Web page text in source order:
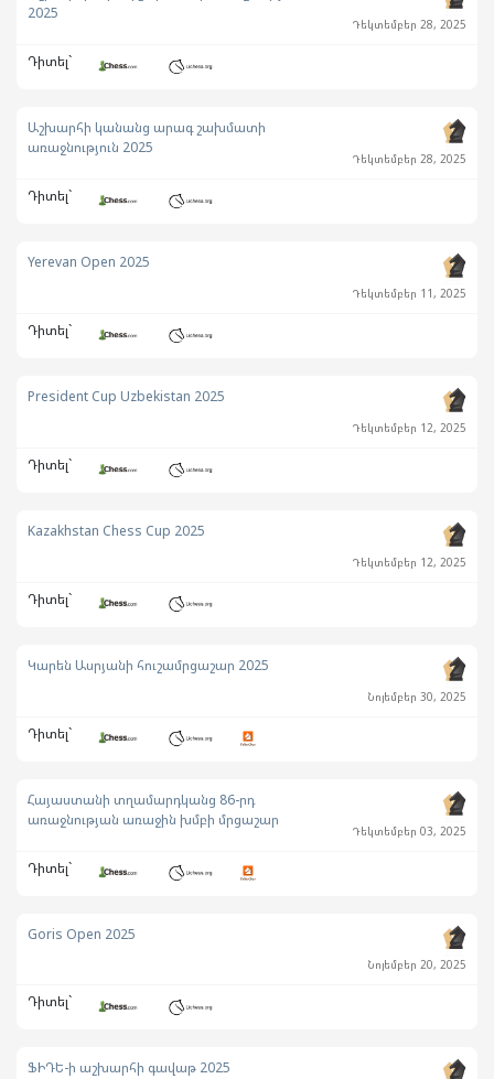
2025
Դեկտեմբեր 28, 2025
Դիտել`
Աշխարհի կանանց արագ շախմատի
առաջնություն 2025
Դեկտեմբեր 28, 2025
Դիտել`
Yerevan Open 2025
Դեկտեմբեր 11, 2025
Դիտել`
President Cup Uzbekistan 2025
Դեկտեմբեր 12, 2025
Դիտել`
Kazakhstan Chess Cup 2025
Դեկտեմբեր 12, 2025
Դիտել`
Կարեն Ասրյանի հուշամրցաշար 2025
Նոյեմբեր 30, 2025
Դիտել`
Հայաստանի տղամարդկանց 86-րդ
առաջնության առաջին խմբի մրցաշար
Դեկտեմբեր 03, 2025
Դիտել`
Goris Open 2025
Նոյեմբեր 20, 2025
Դիտել`
ՖԻԴԵ-ի աշխարհի գավաթ 2025